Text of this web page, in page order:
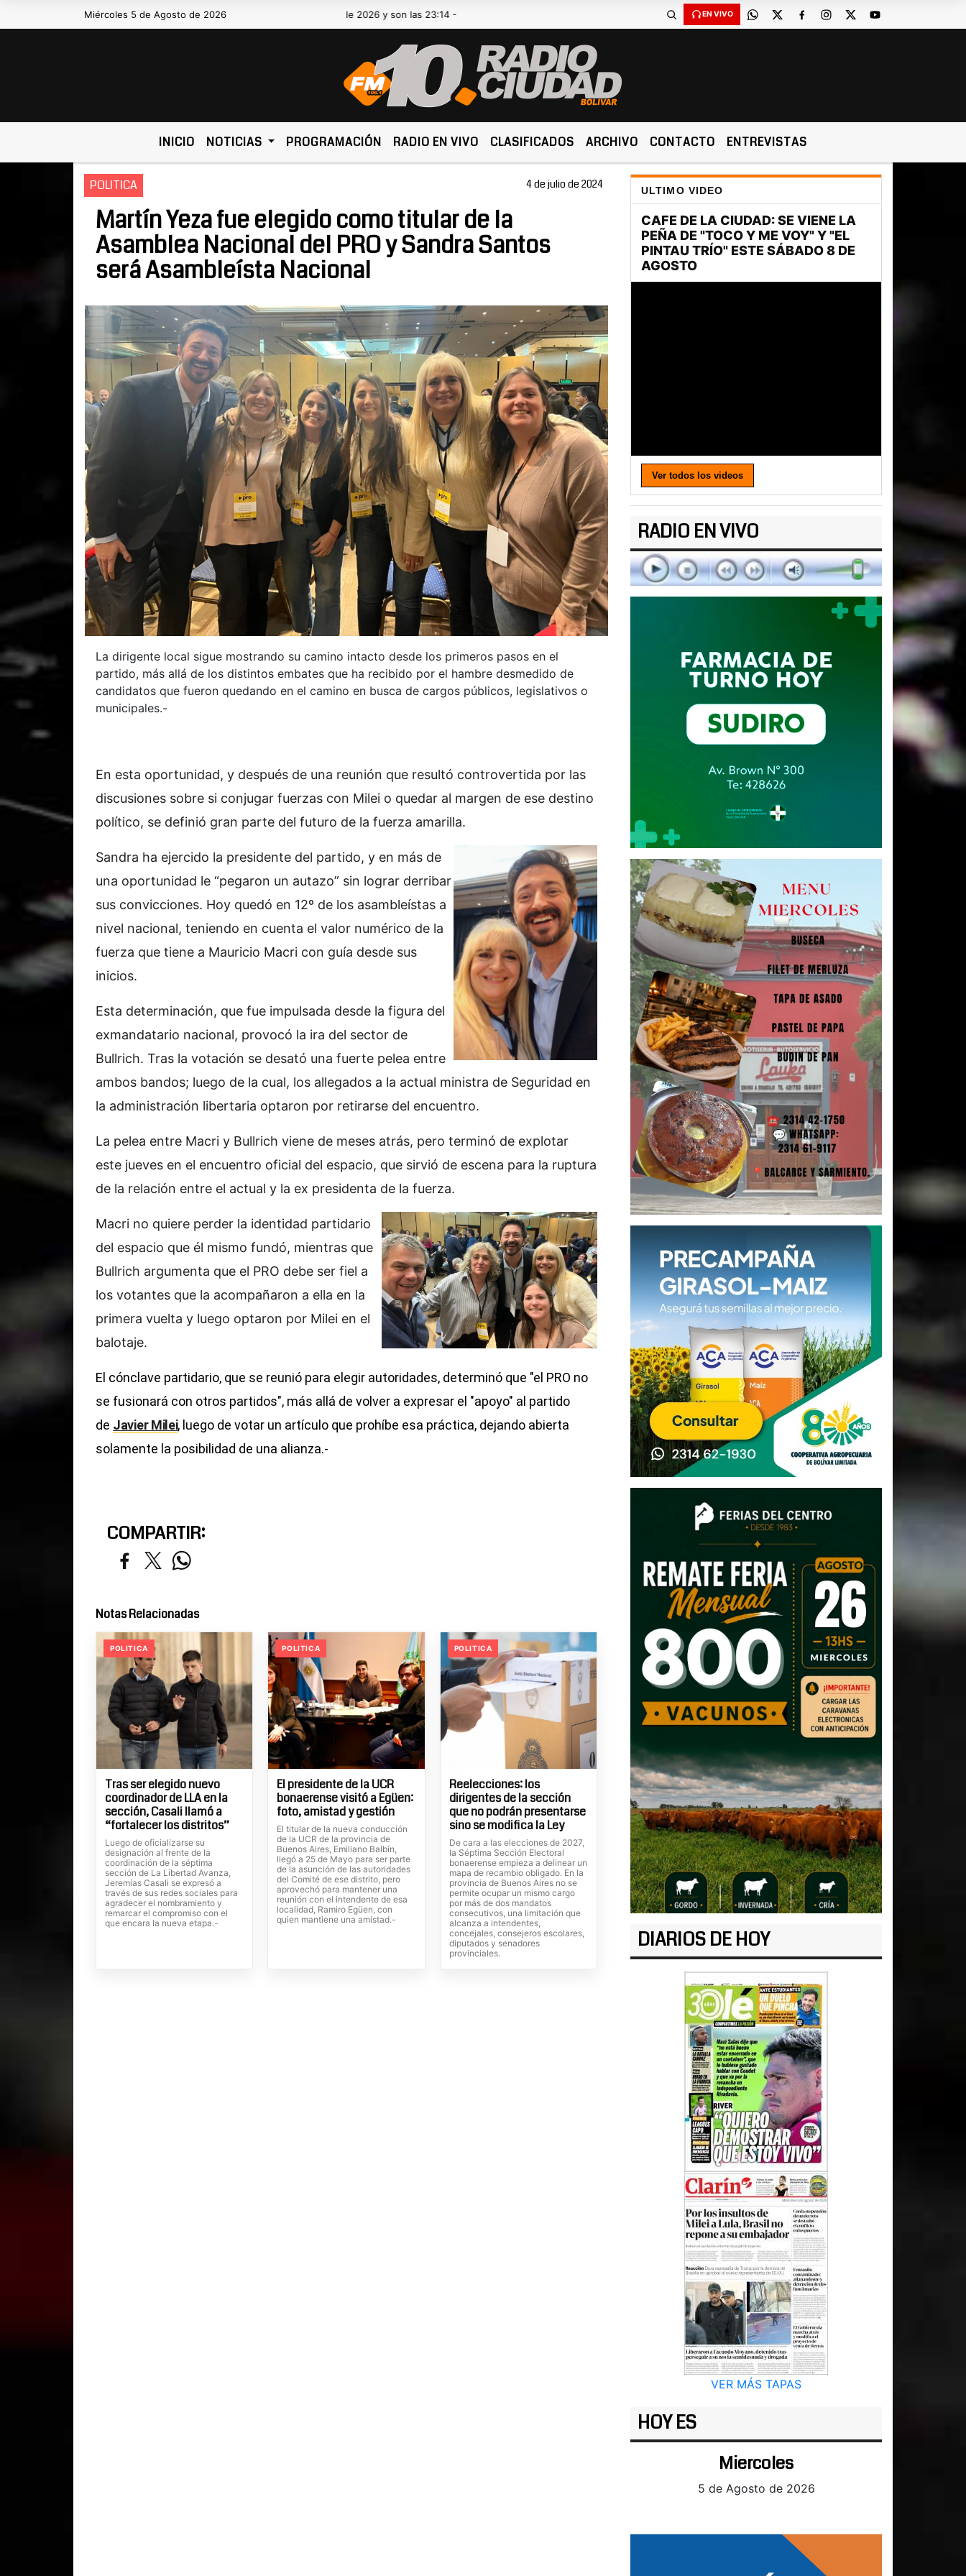
Miércoles 5 de Agosto de 2026Hoy es Miércoles 5 de Agosto de 2026 y son las 23:14 - EN VIVO
INICIO NOTICIAS PROGRAMACIÓN RADIO EN VIVO CLASIFICADOS ARCHIVO CONTACTO ENTREVISTAS
POLITICA 4 de julio de 2024
Martín Yeza fue elegido como titular de la
Asamblea Nacional del PRO y Sandra Santos
será Asambleísta Nacional
La dirigente local sigue mostrando su camino intacto desde los primeros pasos en el
partido, más allá de los distintos embates que ha recibido por el hambre desmedido de
candidatos que fueron quedando en el camino en busca de cargos públicos, legislativos o
municipales.-
En esta oportunidad, y después de una reunión que resultó controvertida por las
discusiones sobre si conjugar fuerzas con Milei o quedar al margen de ese destino
político, se definió gran parte del futuro de la fuerza amarilla.
Sandra ha ejercido la presidente del partido, y en más de
una oportunidad le “pegaron un autazo” sin lograr derribar
sus convicciones. Hoy quedó en 12º de los asambleístas a
nivel nacional, teniendo en cuenta el valor numérico de la
fuerza que tiene a Mauricio Macri con guía desde sus
inicios.
Esta determinación, que fue impulsada desde la figura del
exmandatario nacional, provocó la ira del sector de
Bullrich. Tras la votación se desató una fuerte pelea entre
ambos bandos; luego de la cual, los allegados a la actual ministra de Seguridad en
la administración libertaria optaron por retirarse del encuentro.
La pelea entre Macri y Bullrich viene de meses atrás, pero terminó de explotar
este jueves en el encuentro oficial del espacio, que sirvió de escena para la ruptura
de la relación entre el actual y la ex presidenta de la fuerza.
Macri no quiere perder la identidad partidario
del espacio que él mismo fundó, mientras que
Bullrich argumenta que el PRO debe ser fiel a
los votantes que la acompañaron a ella en la
primera vuelta y luego optaron por Milei en el
balotaje.
El cónclave partidario, que se reunió para elegir autoridades, determinó que "el PRO no
se fusionará con otros partidos", más allá de volver a expresar el "apoyo" al partido
de Javier Milei, luego de votar un artículo que prohíbe esa práctica, dejando abierta
solamente la posibilidad de una alianza.-
COMPARTIR:
Notas Relacionadas
POLITICA
Tras ser elegido nuevo
coordinador de LLA en la
sección, Casali llamó a
“fortalecer los distritos”
Luego de oficializarse su
designación al frente de la
coordinación de la séptima
sección de La Libertad Avanza,
Jeremías Casali se expresó a
través de sus redes sociales para
agradecer el nombramiento y
remarcar el compromiso con el
que encara la nueva etapa.-
POLITICA
El presidente de la UCR
bonaerense visitó a Egüen:
foto, amistad y gestión
El titular de la nueva conducción
de la UCR de la provincia de
Buenos Aires, Emiliano Balbín,
llegó a 25 de Mayo para ser parte
de la asunción de las autoridades
del Comité de ese distrito, pero
aprovechó para mantener una
reunión con el intendente de esa
localidad, Ramiro Egüen, con
quien mantiene una amistad.-
POLITICA
Reelecciones: los
dirigentes de la sección
que no podrán presentarse
sino se modifica la Ley
De cara a las elecciones de 2027,
la Séptima Sección Electoral
bonaerense empieza a delinear un
mapa de recambio obligado. En la
provincia de Buenos Aires no se
permite ocupar un mismo cargo
por más de dos mandatos
consecutivos, una limitación que
alcanza a intendentes,
concejales, consejeros escolares,
diputados y senadores
provinciales.
ULTIMO VIDEO
Ver todos los videos
RADIO EN VIVO
DIARIOS DE HOY
VER MÁS TAPAS
HOY ES
Miercoles
5 de Agosto de 2026